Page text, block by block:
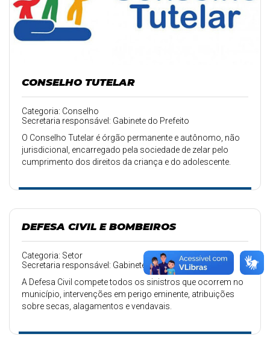
CONSELHO TUTELAR
Categoria: Conselho
Secretaria responsável: Gabinete do Prefeito
O Conselho Tutelar é órgão permanente e autônomo, não
jurisdicional, encarregado pela sociedade de zelar pelo
cumprimento dos direitos da criança e do adolescente.
DEFESA CIVIL E BOMBEIROS
Categoria: Setor
Secretaria responsável: Gabinete do Prefeito
A Defesa Civil compete todos os sinistros que ocorrem no
município, intervenções em perigo eminente, atribuições
sobre secas, alagamentos e vendavais.
humanitário realizado pelos Bombeiros, como